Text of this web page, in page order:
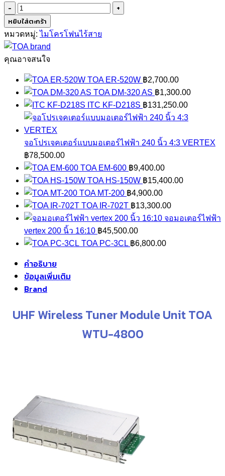
จำนวน
TOA
WTU-
4800
ชิ้น
หยิบใส่ตะกร้า
หมวดหมู่:ไมโครโฟนไร้สาย
คุณอาจสนใจ
TOA ER-520W ฿2,700.00
TOA DM-320 AS ฿1,300.00
ITC KF-D218S ฿131,250.00
จอโปรเจคเตอร์แบบมอเตอร์ไฟฟ้า 240 นิ้ว 4:3 VERTEX
฿78,500.00
TOA EM-600 ฿9,400.00
TOA HS-150W ฿15,400.00
TOA MT-200 ฿4,900.00
TOA IR-702T ฿13,300.00
จอมอเตอร์ไฟฟ้า
vertex 200 นิ้ว 16:10 ฿45,500.00
TOA PC-3CL ฿6,800.00
คำอธิบาย
ข้อมูลเพิ่มเติม
Brand
UHF Wireless Tuner Module Unit TOA
WTU-4800